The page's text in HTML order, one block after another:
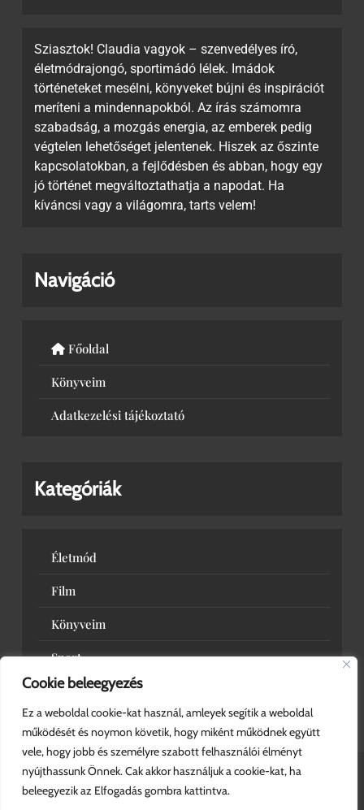
Cookie beleegyezés
Ez a weboldal cookie-kat használ, amleyek segítik a weboldal
működését és noymon követik, hogy miként működnek együtt
vele, hogy jobb és személyre szabott felhasználói élményt
nyújthassunk Önnek. Cak akkor használjuk a cookie-kat, ha
beleegyezik az Elfogadás gombra kattintva.
Sziasztok! Claudia vagyok – szenvedélyes író,
életmódrajongó, sportimádó lélek. Imádok
történeteket mesélni, könyveket bújni és inspirációt
meríteni a mindennapokból. Az írás számomra
szabadság, a mozgás energia, az emberek pedig
végtelen lehetőséget jelentenek. Hiszek az őszinte
kapcsolatokban, a fejlődésben és abban, hogy egy
jó történet megváltoztathatja a napodat. Ha
kíváncsi vagy a világomra, tarts velem!
Navigáció
Főoldal
Könyveim
Adatkezelési tájékoztató
Kategóriák
Életmód
Film
Könyveim
Sport
Zene